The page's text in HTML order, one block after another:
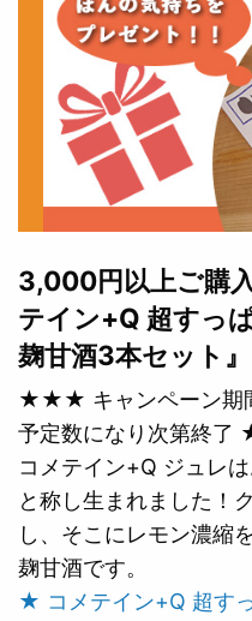
3,000円以上ご購
テイン+Q 超すっ
麹甘酒3本セット
★★★ キャンペーン期
予定数になり次第終
コメテイン+Q ジュレ
と称し生まれました！
し、そこにレモン濃縮
麹甘酒です。
★ コメテイン+Q 超す